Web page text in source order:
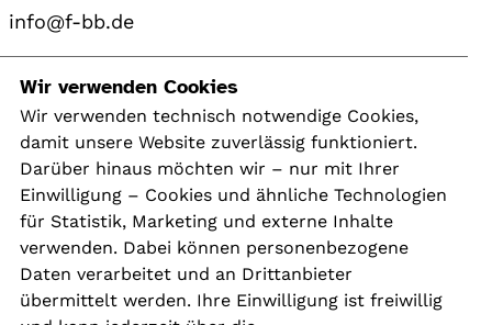
info@f-bb.de
Navigation
Kontakt
Presse
Aktuelles
Karriere
Newsletter
Wir verwenden Cookies
Wir verwenden technisch notwendige Cookies,
damit unsere Website zuverlässig funktioniert.
Darüber hinaus möchten wir – nur mit Ihrer
Einwilligung – Cookies und ähnliche Technologien
für Statistik, Marketing und externe Inhalte
verwenden. Dabei können personenbezogene
Daten verarbeitet und an Drittanbieter
übermittelt werden. Ihre Einwilligung ist freiwillig